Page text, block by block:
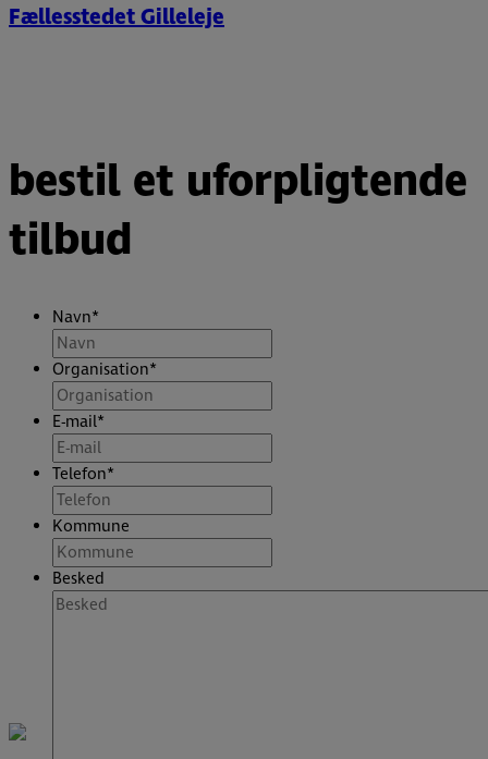
Fællesstedet Gilleleje
bestil et uforpligtende
tilbud
Navn*
Organisation*
E-mail*
Telefon*
Kommune
Besked